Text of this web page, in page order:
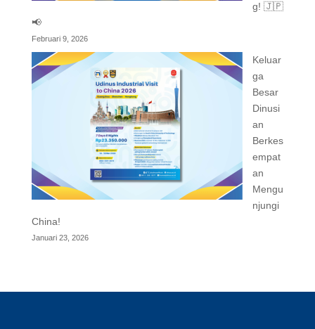
g! 🇯🇵
📢
Februari 9, 2026
Keluar
ga
Besar
Dinusi
an
Berkes
empat
an
Mengu
njungi
China!
Januari 23, 2026